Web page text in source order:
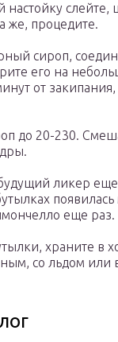
настойку слейте,
же, процедите.
сироп,
его на
от
до 20-230.
ликер
появилась
еще раз.
храните в
со льдом или